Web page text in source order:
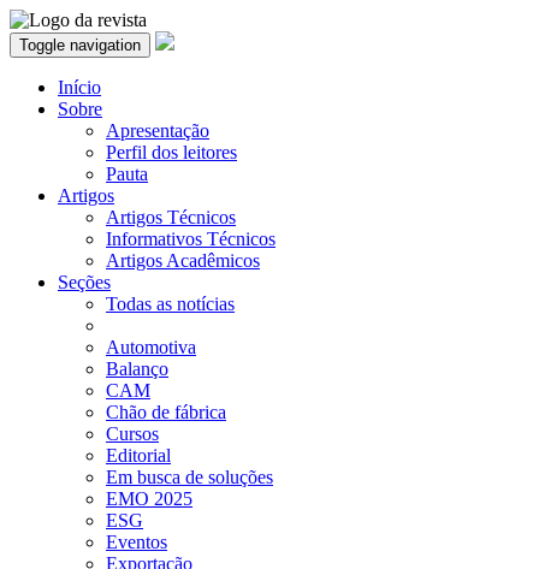
Toggle navigation
Início
Sobre
Apresentação
Perfil dos leitores
Pauta
Artigos
Artigos Técnicos
Informativos Técnicos
Artigos Acadêmicos
Seções
Todas as notícias
Automotiva
Balanço
CAM
Chão de fábrica
Cursos
Editorial
Em busca de soluções
EMO 2025
ESG
Eventos
Exportação